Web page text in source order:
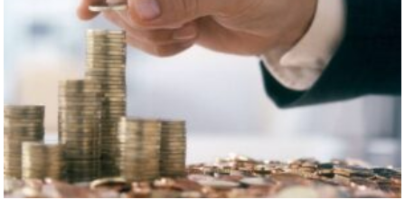
ÁREA DE ASOCIADOS
EN